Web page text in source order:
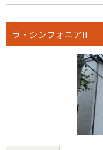
ラ・シンフォニアII